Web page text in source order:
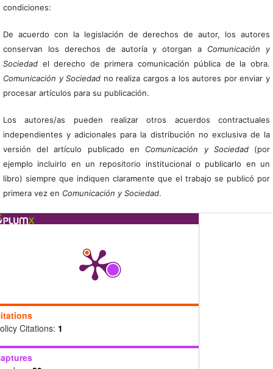
condiciones:
De acuerdo con la legislación de derechos de autor, los autores
conservan los derechos de autoría y otorgan a Comunicación y
Sociedadel derecho de primera comunicación pública de la obra.
Comunicación y Sociedad no realiza cargos a los autores por enviar y
procesar artículos para su publicación.
Los autores/as pueden realizar otros acuerdos contractuales
independientes y adicionales para la distribución no exclusiva de la
versión del artículo publicado en Comunicación y Sociedad(por
ejemplo incluirlo en un repositorio institucional o publicarlo en un
libro) siempre que indiquen claramente que el trabajo se publicó por
primera vez en Comunicación y Sociedad.
Citations: 1